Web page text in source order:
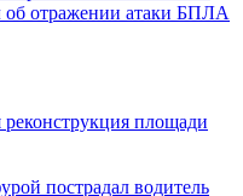
об отражении атаки БПЛА
площади
пострадал водитель